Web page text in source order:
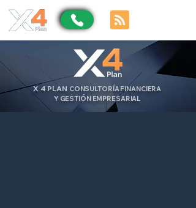
X 4 PLAN CONSULTORÍA FINANCIERA
Y GESTIÓN EMPRESARIAL